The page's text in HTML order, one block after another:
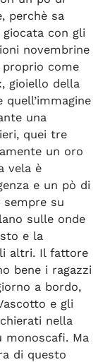
perchè sa
con gli
novembrine
come
gioiello della
una
quei tre
un oro
vela è
e un pò di
su
sulle onde
e la
altri. Il fattore
bene i ragazzi
a bordo,
e gli
nella
Ma
di questo